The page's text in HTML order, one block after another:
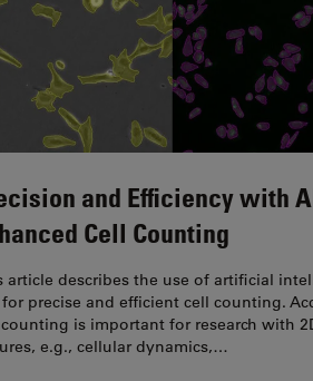
and Efficiency with
Cell Counting
article describes the use of artificial
for precise and efficient cell counting.
is important for research with
e.g., cellular dynamics,…